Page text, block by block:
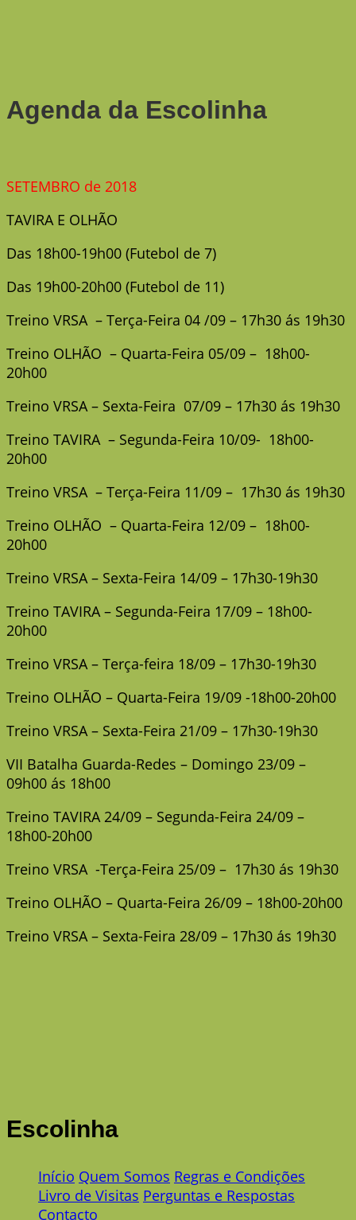
Agenda da Escolinha
SETEMBRO de 2018
TAVIRA E OLHÃO
Das 18h00-19h00 (Futebol de 7)
Das 19h00-20h00 (Futebol de 11)
Treino VRSA – Terça-Feira 04 /09 – 17h30 ás 19h30
Treino OLHÃO – Quarta-Feira 05/09 – 18h00-
20h00
Treino VRSA – Sexta-Feira 07/09 – 17h30 ás 19h30
Treino TAVIRA – Segunda-Feira 10/09- 18h00-
20h00
Treino VRSA – Terça-Feira 11/09 – 17h30 ás 19h30
Treino OLHÃO – Quarta-Feira 12/09 – 18h00-
20h00
Treino VRSA – Sexta-Feira 14/09 – 17h30-19h30
Treino TAVIRA – Segunda-Feira 17/09 – 18h00-
20h00
Treino VRSA – Terça-feira 18/09 – 17h30-19h30
Treino OLHÃO – Quarta-Feira 19/09 -18h00-20h00
Treino VRSA – Sexta-Feira 21/09 – 17h30-19h30
VII Batalha Guarda-Redes – Domingo 23/09 –
09h00 ás 18h00
Treino TAVIRA 24/09 – Segunda-Feira 24/09 –
18h00-20h00
Treino VRSA -Terça-Feira 25/09 – 17h30 ás 19h30
Treino OLHÃO – Quarta-Feira 26/09 – 18h00-20h00
Treino VRSA – Sexta-Feira 28/09 – 17h30 ás 19h30
Escolinha
Início Quem Somos Regras e Condições
Livro de Visitas Perguntas e Respostas
Contacto